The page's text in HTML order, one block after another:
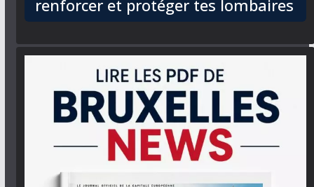
renforcer et protéger tes lombaires